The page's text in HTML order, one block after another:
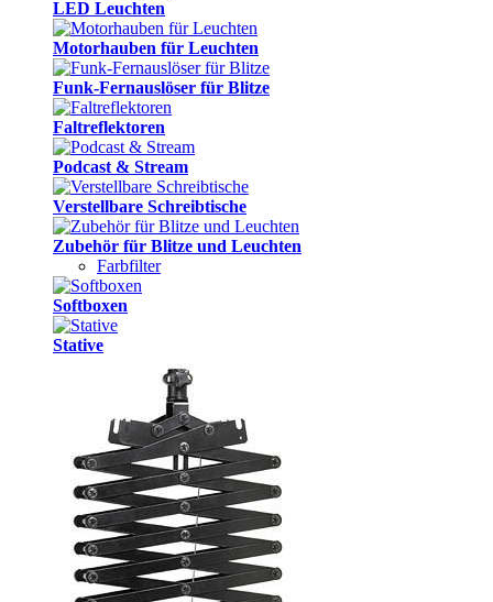
LED Leuchten
Motorhauben für Leuchten
Funk-Fernauslöser für Blitze
Faltreflektoren
Podcast & Stream
Verstellbare Schreibtische
Zubehör für Blitze und Leuchten
Farbfilter
Softboxen
Stative